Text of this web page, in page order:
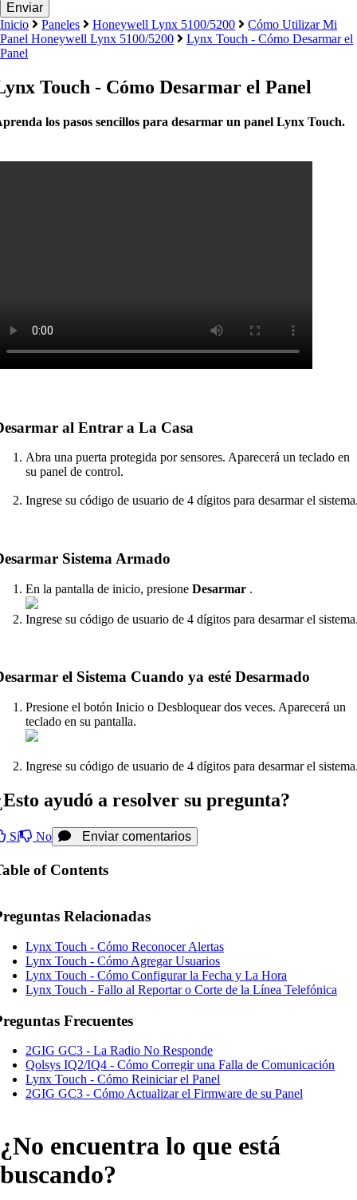
Inicio Paneles Honeywell Lynx 5100/5200
Cómo Utilizar Mi
Panel Honeywell Lynx 5100/5200
Lynx Touch - Cómo Desarmar el
Panel
Touch - Cómo Desarmar el Panel
los pasos sencillos para desarmar un panel Lynx Touch.
al Entrar a La Casa
Abra una puerta protegida por sensores. Aparecerá un teclado en
su panel de control.
Ingrese su código de usuario de 4 dígitos para desarmar el
Sistema Armado
En la pantalla de inicio, presione Desarmar .
Ingrese su código de usuario de 4 dígitos para desarmar el
el Sistema Cuando ya esté Desarmado
Presione el botón Inicio o Desbloquear dos veces. Aparecerá un
teclado en su pantalla.
Ingrese su código de usuario de 4 dígitos para desarmar el
ayudó a resolver su pregunta?
Sí No Enviar comentarios
of Contents
Relacionadas
Lynx Touch - Cómo Reconocer Alertas
Lynx Touch - Cómo Agregar Usuarios
Lynx Touch - Cómo Configurar la Fecha y La Hora
Lynx Touch - Fallo al Reportar o Corte de la Línea Telefónica
Frecuentes
2GIG GC3 - La Radio No Responde
Qolsys IQ2/IQ4 - Cómo Corregir una Falla de Comunicación
Lynx Touch - Cómo Reiniciar el Panel
2GIG GC3 - Cómo Actualizar el Firmware de su Panel
¿No encuentra lo que está
buscando?